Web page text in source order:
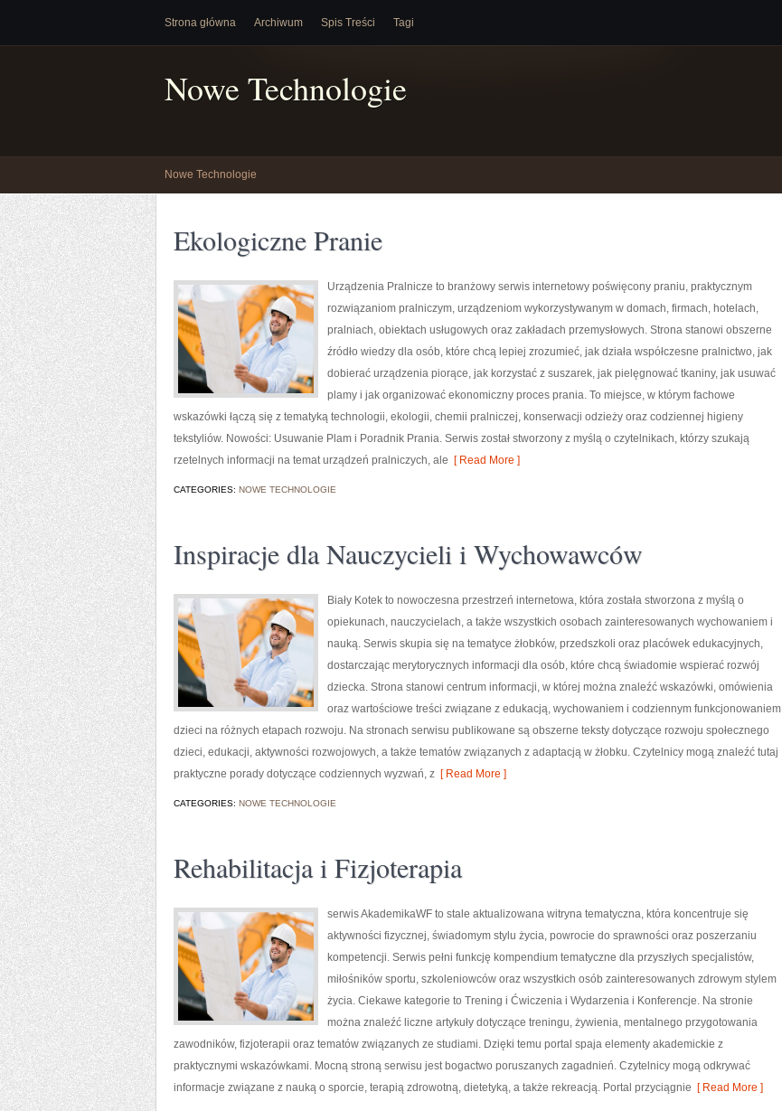
Strona główna Archiwum Spis Treści Tagi
Nowe Technologie
Nowe Technologie
Ekologiczne Pranie
Urządzenia Pralnicze to branżowy serwis internetowy poświęcony praniu, praktycznym
rozwiązaniom pralniczym, urządzeniom wykorzystywanym w domach, firmach, hotelach,
pralniach, obiektach usługowych oraz zakładach przemysłowych. Strona stanowi obszerne
źródło wiedzy dla osób, które chcą lepiej zrozumieć, jak działa współczesne pralnictwo, jak
dobierać urządzenia piorące, jak korzystać z suszarek, jak pielęgnować tkaniny, jak usuwać
plamy i jak organizować ekonomiczny proces prania. To miejsce, w którym fachowe
wskazówki łączą się z tematyką technologii, ekologii, chemii pralniczej, konserwacji odzieży oraz codziennej higieny
tekstyliów. Nowości: Usuwanie Plam i Poradnik Prania. Serwis został stworzony z myślą o czytelnikach, którzy szukają
rzetelnych informacji na temat urządzeń pralniczych, ale [ Read More ]
CATEGORIES: NOWE TECHNOLOGIE
Inspiracje dla Nauczycieli i Wychowawców
Biały Kotek to nowoczesna przestrzeń internetowa, która została stworzona z myślą o
opiekunach, nauczycielach, a także wszystkich osobach zainteresowanych wychowaniem i
nauką. Serwis skupia się na tematyce żłobków, przedszkoli oraz placówek edukacyjnych,
dostarczając merytorycznych informacji dla osób, które chcą świadomie wspierać rozwój
dziecka. Strona stanowi centrum informacji, w której można znaleźć wskazówki, omówienia
oraz wartościowe treści związane z edukacją, wychowaniem i codziennym funkcjonowaniem
dzieci na różnych etapach rozwoju. Na stronach serwisu publikowane są obszerne teksty dotyczące rozwoju społecznego
dzieci, edukacji, aktywności rozwojowych, a także tematów związanych z adaptacją w żłobku. Czytelnicy mogą znaleźć tutaj
praktyczne porady dotyczące codziennych wyzwań, z [ Read More ]
CATEGORIES: NOWE TECHNOLOGIE
Rehabilitacja i Fizjoterapia
serwis AkademikaWF to stale aktualizowana witryna tematyczna, która koncentruje się
aktywności fizycznej, świadomym stylu życia, powrocie do sprawności oraz poszerzaniu
kompetencji. Serwis pełni funkcję kompendium tematyczne dla przyszłych specjalistów,
miłośników sportu, szkoleniowców oraz wszystkich osób zainteresowanych zdrowym stylem
życia. Ciekawe kategorie to Trening i Ćwiczenia i Wydarzenia i Konferencje. Na stronie
można znaleźć liczne artykuły dotyczące treningu, żywienia, mentalnego przygotowania
zawodników, fizjoterapii oraz tematów związanych ze studiami. Dzięki temu portal spaja elementy akademickie z
praktycznymi wskazówkami. Mocną stroną serwisu jest bogactwo poruszanych zagadnień. Czytelnicy mogą odkrywać
informacje związane z nauką o sporcie, terapią zdrowotną, dietetyką, a także rekreacją. Portal przyciągnie [ Read More ]